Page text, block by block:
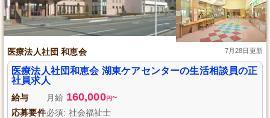
医療法人社団 和恵会 7月28日更新
医療法人社団和恵会 湖東ケアセンターの生活相談員の正
社員求人
給与 月給 160,000円~
応募要件必須: 社会福祉士